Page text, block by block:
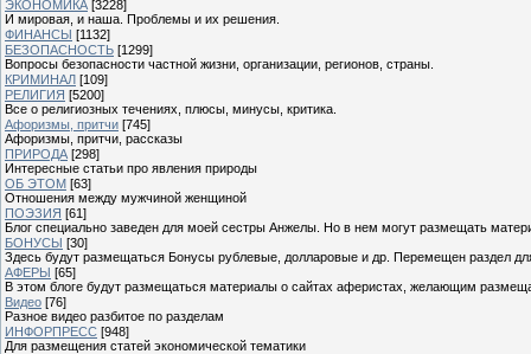
ЭКОНОМИКА [3228]
И мировая, и наша. Проблемы и их решения.
ФИНАНСЫ [1132]
БЕЗОПАСНОСТЬ [1299]
Вопросы безопасности частной жизни, организации, регионов, страны.
КРИМИНАЛ [109]
РЕЛИГИЯ [5200]
Все о религиозных течениях, плюсы, минусы, критика.
Афоризмы, притчи [745]
Афоризмы, притчи, рассказы
ПРИРОДА [298]
Интересные статьи про явления природы
ОБ ЭТОМ [63]
Отношения между мужчиной женщиной
ПОЭЗИЯ [61]
Блог специально заведен для моей сестры Анжелы. Но в нем могут размещать
БОНУСЫ [30]
Здесь будут размещаться Бонусы рублевые, долларовые и др. Перемещен раздел
АФЕРЫ [65]
В этом блоге будут размещаться материалы о сайтах аферистах, желающим
Видео [76]
Разное видео разбитое по разделам
ИНФОРПРЕСС [948]
Для размещения статей экономической тематики